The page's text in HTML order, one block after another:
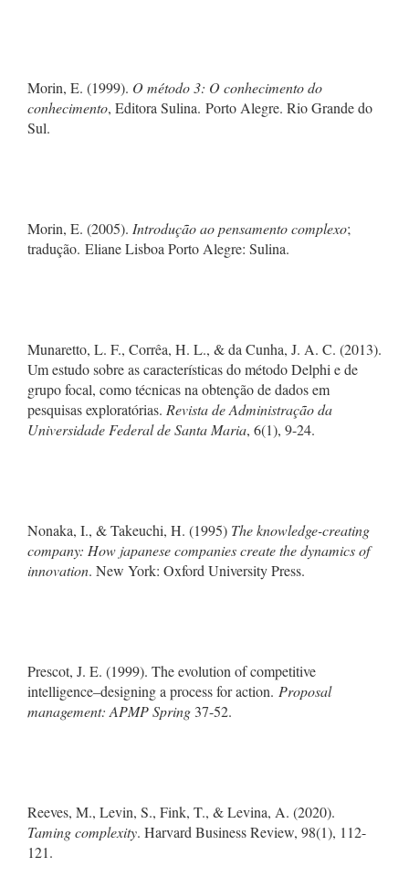
Morin, E. (1999). O método 3: O conhecimento do
conhecimento, Editora Sulina. Porto Alegre. Rio Grande do
Sul.
Morin, E. (2005). Introdução ao pensamento complexo;
tradução. Eliane Lisboa Porto Alegre: Sulina.
Munaretto, L. F., Corrêa, H. L., & da Cunha, J. A. C. (2013).
Um estudo sobre as características do método Delphi e de
grupo focal, como técnicas na obtenção de dados em
pesquisas exploratórias. Revista de Administração da
Universidade Federal de Santa Maria, 6(1), 9-24.
Nonaka, I., & Takeuchi, H. (1995) The knowledge-creating
company: How japanese companies create the dynamics of
innovation. New York: Oxford University Press.
Prescot, J. E. (1999). The evolution of competitive
intelligence–designing a process for action. Proposal
management: APMP Spring 37-52.
Reeves, M., Levin, S., Fink, T., & Levina, A. (2020).
Taming complexity. Harvard Business Review, 98(1), 112-
121.